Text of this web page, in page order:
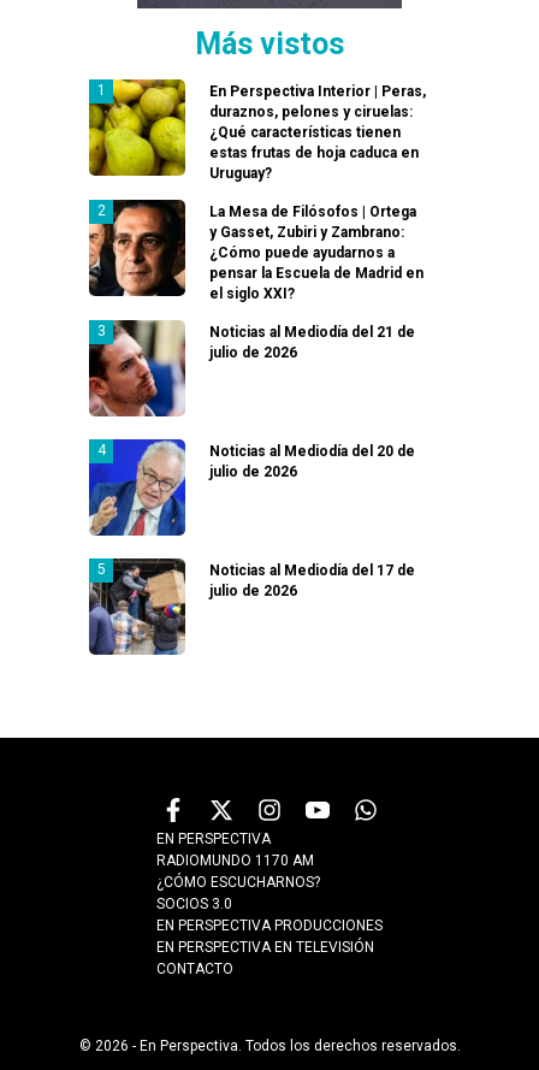
Más vistos
En Perspectiva Interior | Peras,
duraznos, pelones y ciruelas:
¿Qué características tienen
estas frutas de hoja caduca en
Uruguay?
La Mesa de Filósofos | Ortega
y Gasset, Zubiri y Zambrano:
¿Cómo puede ayudarnos a
pensar la Escuela de Madrid en
el siglo XXI?
Noticias al Mediodía del 21 de
julio de 2026
Noticias al Mediodía del 20 de
julio de 2026
Noticias al Mediodía del 17 de
julio de 2026
EN PERSPECTIVA
RADIOMUNDO 1170 AM
¿CÓMO ESCUCHARNOS?
SOCIOS 3.0
EN PERSPECTIVA PRODUCCIONES
EN PERSPECTIVA EN TELEVISIÓN
CONTACTO
© 2026 - En Perspectiva. Todos los derechos reservados.